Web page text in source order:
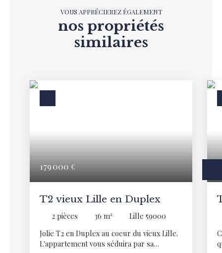
VOUS APPRÉCIEREZ ÉGALEMENT
nos propriétés
similaires
179 000€
T2 vieux Lille en Duplex
2 pièces 36 m²
Lille 59000
Jolie T2 en Duplex au coeur du vieux Lille.
L'appartement vous séduira par sa